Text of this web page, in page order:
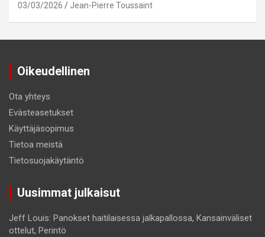
03/03/2026 Jean-Pierre Toussaint
Oikeudellinen
Ota yhteys
Evästeasetukset
Käyttäjäsopimus
Tietoa meistä
Tietosuojakäytäntö
Uusimmat julkaisut
Jeff Louis: Panokset haitilaisessa jalkapallossa, Kansainväliset
ottelut, Perintö